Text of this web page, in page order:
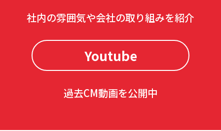
社内の雰囲気や会社の取り組みを紹介
Youtube
過去CM動画を公開中